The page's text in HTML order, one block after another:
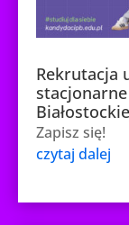
Rekrutacja
Zapisz się!
czytaj dalej